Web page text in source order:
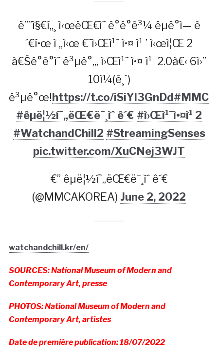
ë””ì§€í„¸ ì‹œëŒ€ì˜ ê°ê°ê³¼ êµê°ì— ê
´€í•œ ì „ì‹œ €˜ì›Œì¹˜ ì•¤ ì¹ ’ ì‹œì¦Œ 2
à€Šê°ê°ì˜ ê³µê°„, ì›Œì¹˜ ì•¤ ì¹ 2.0à€‹ 6ì›”
10ì¼(ê¸ˆ)
ê³µê°œ! https://t.co/iSiYl3GnDd #MMCA
#êµ­ë¦½í˜„ëŒ€ë¯¸ìˆ ê´€ #ì›Œì¹˜ì•¤ì¹ 2
#WatchandChill2 #StreamingSenses
pic.twitter.com/XuCNej3WJT
€” êµ­ë¦½í˜„ëŒ€ë¯¸ìˆ ê´€
(@MMCAKOREA) June 2, 2022
watchandchill.kr/en/
SOURCES: National Museum of Modern and
Contemporary Art, presse
PHOTOS: National Museum of Modern and
Contemporary Art, artistes
Date de première publication: 18/07/2022